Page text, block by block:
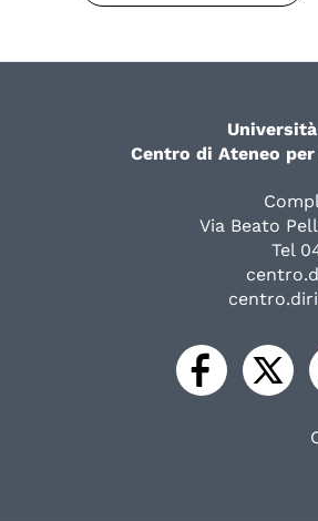
Centro di Ateneo
Via Beato
Tel